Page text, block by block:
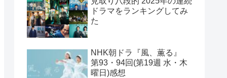
ドラマをランキングしてみ
た
NHK朝ドラ『風、薫る』
第93・94回(第19週 水・木
曜日)感想